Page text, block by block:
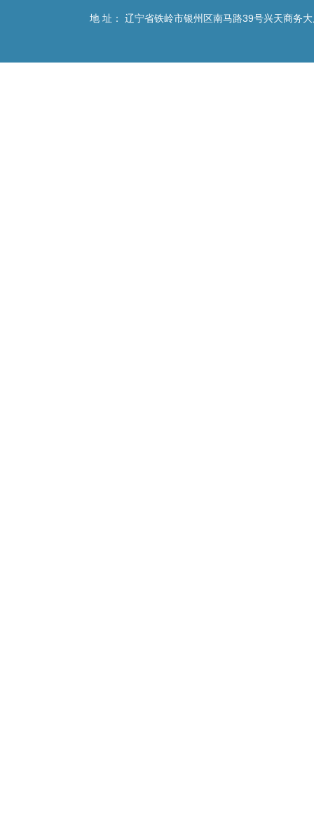
地 址： 辽宁省铁岭市银州区南马路39号兴天商